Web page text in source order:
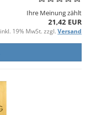
Ihre Meinung zählt
21,42 EUR
inkl. 19% MwSt. zzgl. Versand